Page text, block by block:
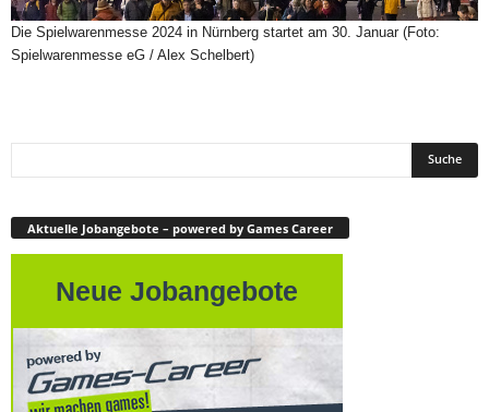
Die Spielwarenmesse 2024 in Nürnberg startet am 30. Januar (Foto:
Spielwarenmesse eG / Alex Schelbert)
Aktuelle Jobangebote – powered by Games Career